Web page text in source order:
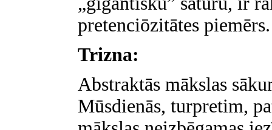
pretenciōzitātes piemērs.
Trizna:
Abstraktās mākslas
Mūsdienās, turpretim,